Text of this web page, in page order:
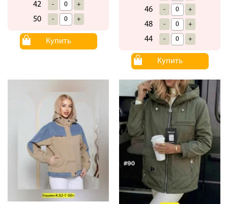
42 - +
50 - +
Купить
46 - +
48 - +
44 - +
Купить